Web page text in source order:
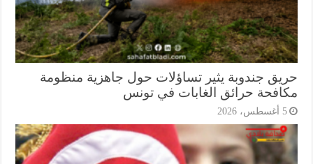
جندوبة يثير تساؤلات حول جاهزية منظومة
حرائق الغابات في تونس